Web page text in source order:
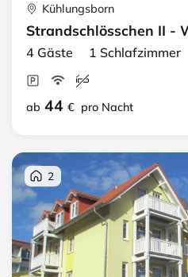
Kühlungsborn
4 Gäste 1
ab 44 € pro Nacht
2